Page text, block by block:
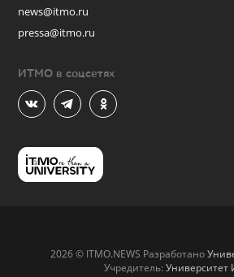
news@itmo.ru
pressa@itmo.ru
ИТМО в соцсетях
2026 © ITMO.NEWS Разработано
Учредитель: